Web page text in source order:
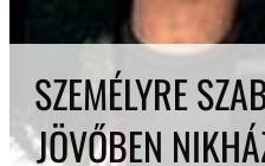
SZEMÉLYRE
JÖVŐBEN